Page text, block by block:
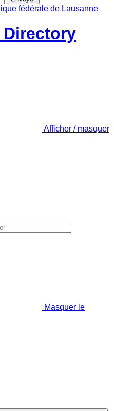
Directory
Afficher / masquer
Masquer le